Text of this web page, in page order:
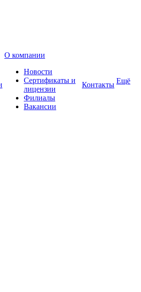
О компании
Новости
Сертификаты и
лицензии
Филиалы
Вакансии
Контакты Ещё